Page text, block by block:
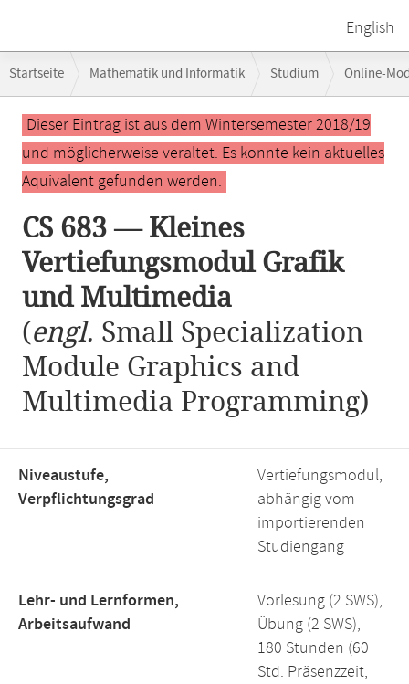
English
Navigation
Startseite Mathematik und Informatik Studium Online-
CS 683 — Kleines Vertiefungsmodul Grafik und Multimedia
Hauptinhalt
Dieser Eintrag ist aus dem Wintersemester 2018/19
und möglicherweise veraltet. Es konnte kein aktuelles
Äquivalent gefunden werden.
CS 683 — Kleines
Vertiefungsmodul Grafik
und Multimedia
(engl. Small Specialization
Module Graphics and
Multimedia Programming)
Niveaustufe,
Verpflichtungsgrad
Vertiefungsmodul,
abhängig vom
importierenden
Studiengang
Lehr- und Lernformen,
Arbeitsaufwand
Vorlesung (2 SWS),
Übung (2 SWS),
180 Stunden (60
Std. Präsenzzeit,